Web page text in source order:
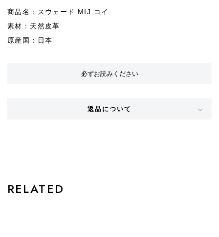
商品名：スウェード MIJ コイ
素材：天然皮革
原産国：日本
必ずお読みください
返品について
RELATED